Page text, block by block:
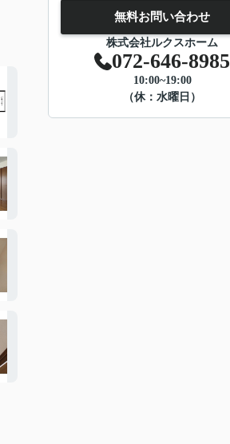
無料お問い合わせ
株式会社ルクスホーム
072-646-8985
10:00~19:00
（休：水曜日）